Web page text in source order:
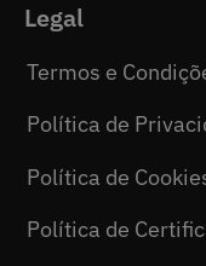
Legal
Termos e
Política de
Política de
Política de